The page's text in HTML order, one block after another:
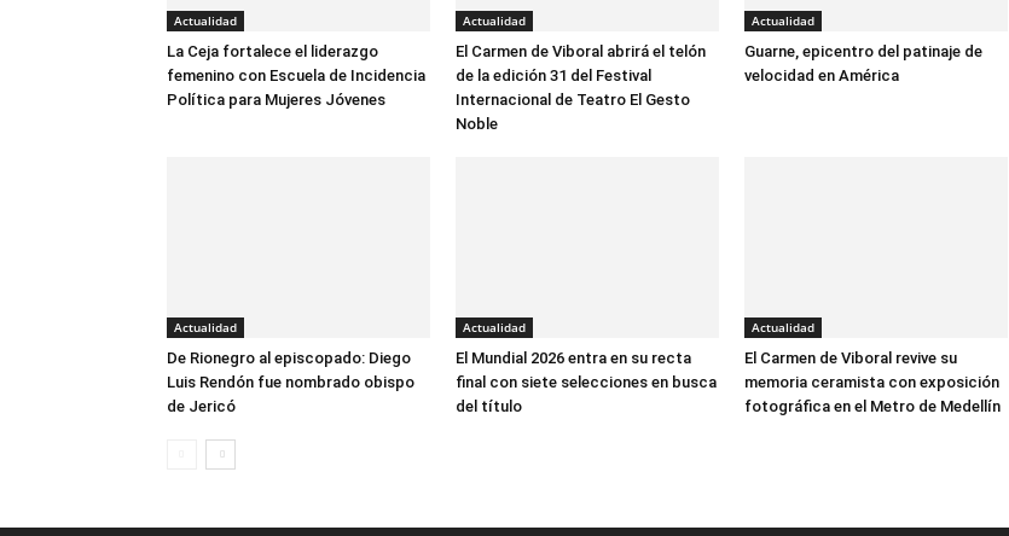
Actualidad
La Ceja fortalece el liderazgo
femenino con Escuela de Incidencia
Política para Mujeres Jóvenes
Actualidad
El Carmen de Viboral abrirá el telón
de la edición 31 del Festival
Internacional de Teatro El Gesto
Noble
Actualidad
Guarne, epicentro del patinaje de
velocidad en América
Actualidad
De Rionegro al episcopado: Diego
Luis Rendón fue nombrado obispo
de Jericó
Actualidad
El Mundial 2026 entra en su recta
final con siete selecciones en busca
del título
Actualidad
El Carmen de Viboral revive su
memoria ceramista con exposición
fotográfica en el Metro de Medellín